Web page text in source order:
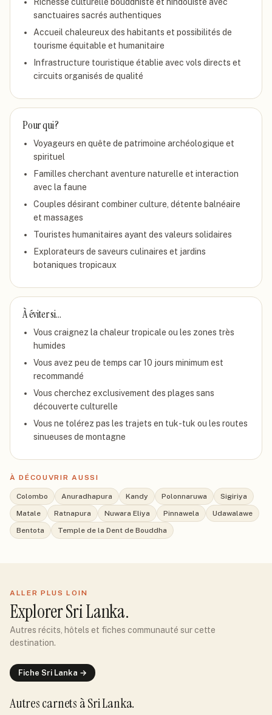
sanctuaires sacrés authentiques
Accueil chaleureux des habitants et possibilités de
tourisme équitable et humanitaire
Infrastructure touristique établie avec vols directs et
circuits organisés de qualité
Pour qui ?
Voyageurs en quête de patrimoine archéologique et
spirituel
Familles cherchant aventure naturelle et interaction
avec la faune
Couples désirant combiner culture, détente balnéaire
et massages
Touristes humanitaires ayant des valeurs solidaires
Explorateurs de saveurs culinaires et jardins
botaniques tropicaux
À éviter si…
Vous craignez la chaleur tropicale ou les zones très
humides
Vous avez peu de temps car 10 jours minimum est
recommandé
Vous cherchez exclusivement des plages sans
découverte culturelle
Vous ne tolérez pas les trajets en tuk-tuk ou les routes
sinueuses de montagne
À DÉCOUVRIR AUSSI
Colombo Anuradhapura Kandy Polonnaruwa
Sigiriya
Matale
Ratnapura Nuwara Eliya Pinnawela
Udawalawe
Bentota
Temple de la Dent de Bouddha
ALLER PLUS LOIN
ExplorerSri Lanka.
Autres récits, hôtels et fiches communauté sur cette
destination.
Fiche Sri Lanka →
Autres carnets à Sri Lanka.